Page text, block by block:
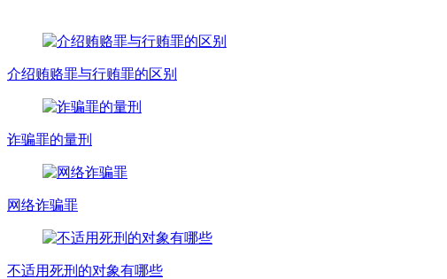
介绍贿赂罪与行贿罪的区别
诈骗罪的量刑
网络诈骗罪
不适用死刑的对象有哪些